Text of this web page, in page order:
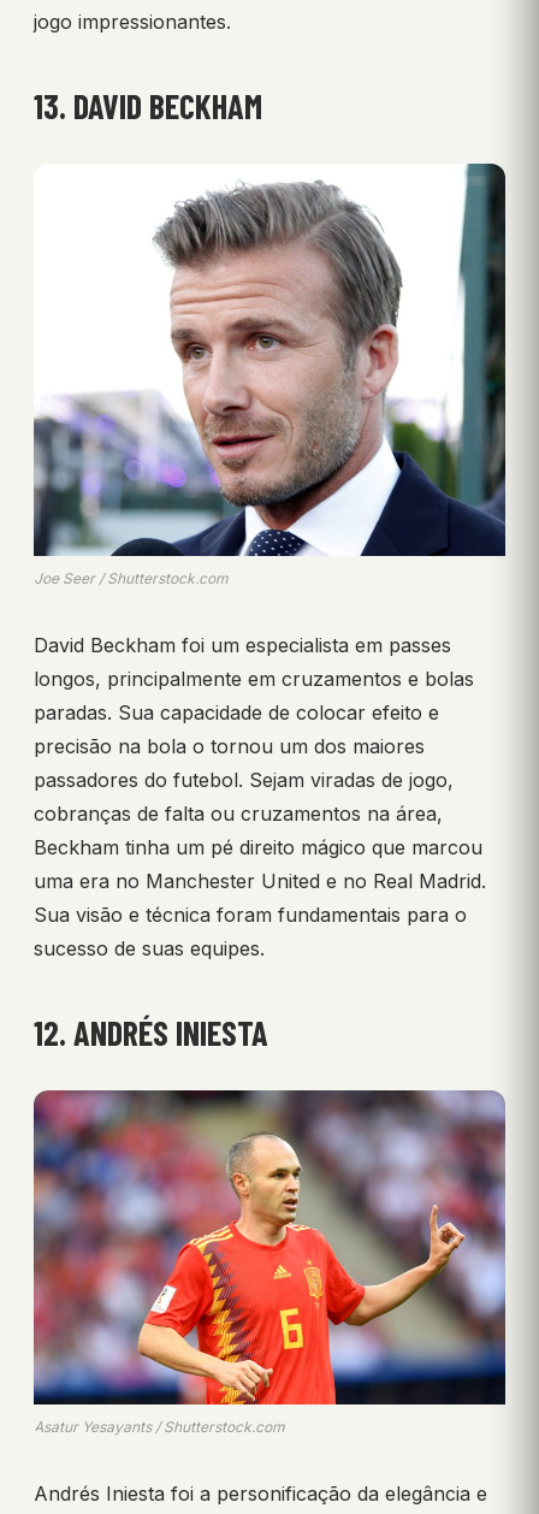
jogo impressionantes.
13. DAVID BECKHAM
Joe Seer / Shutterstock.com
David Beckham foi um especialista em passes
longos, principalmente em cruzamentos e bolas
paradas. Sua capacidade de colocar efeito e
precisão na bola o tornou um dos maiores
passadores do futebol. Sejam viradas de jogo,
cobranças de falta ou cruzamentos na área,
Beckham tinha um pé direito mágico que marcou
uma era no Manchester United e no Real Madrid.
Sua visão e técnica foram fundamentais para o
sucesso de suas equipes.
12. ANDRÉS INIESTA
Asatur Yesayants / Shutterstock.com
Andrés Iniesta foi a personificação da elegância e